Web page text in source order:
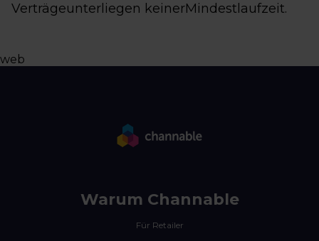
Verträgeunterliegen keinerMindestlaufzeit.
web
Warum Channable
Für Retailer